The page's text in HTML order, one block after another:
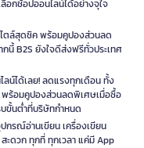
อกช้อปออนไลน์ได้อย่างจุใจ
ไตล์สุดชิค พร้อมคูปองส่วนลด
นี้ B2S ยังใจดีส่งฟรีทั่วประเทศ
น์ได้เลย! ลดแรงทุกเดือน ทั้ง
พร้อมคูปองส่วนลดพิเศษเมื่อซื้อ
บขั้นต่ำที่บริษัทกำหนด
กรณ์อ่านเขียน เครื่องเขียน
ะดวก ทุกที่ ทุกเวลา แค่มี App